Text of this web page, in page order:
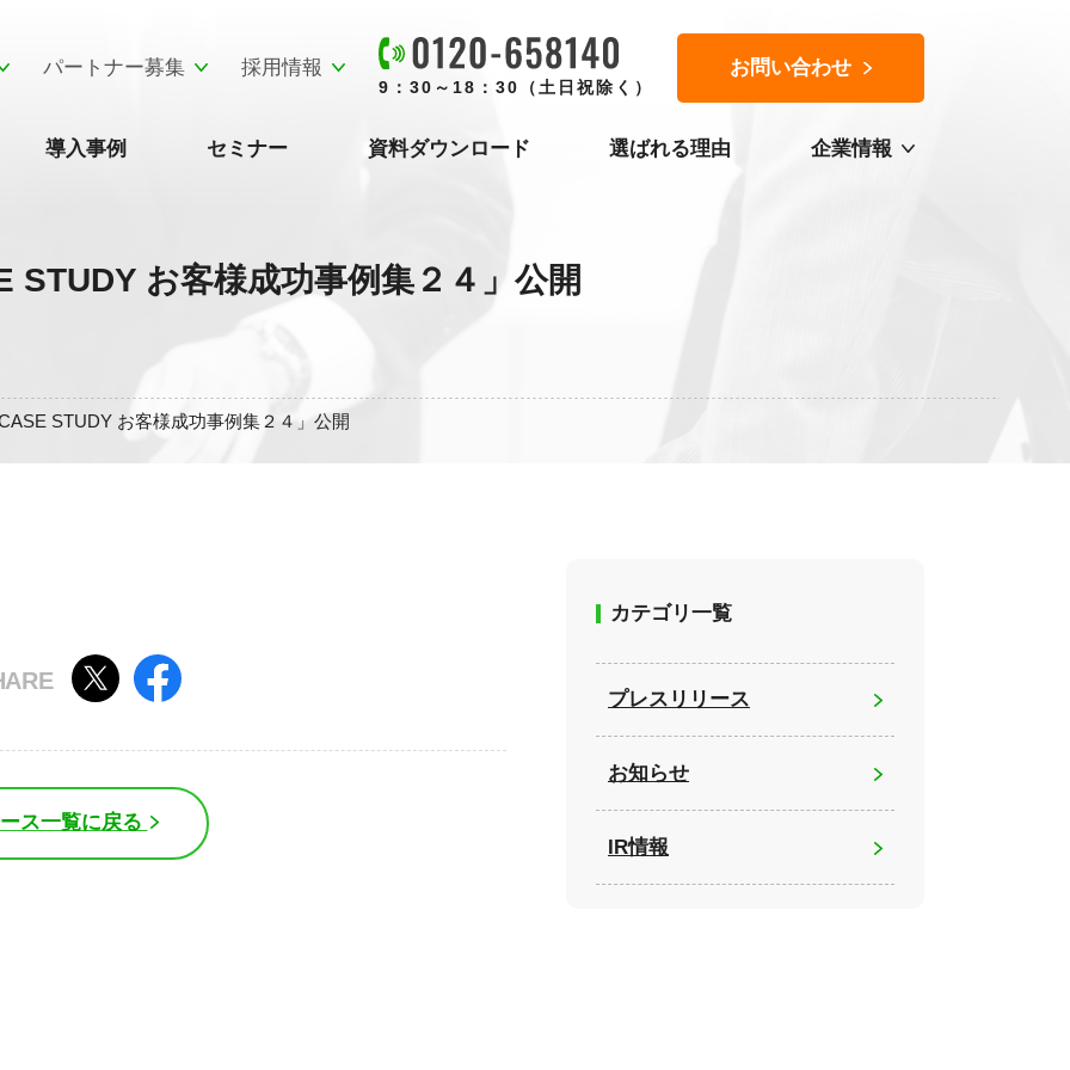
パートナー募集 採用情報
9：30～18：30（土日祝除く）
お問い合わせ
導入事例 セミナー 資料ダウンロード 選ばれる理由 企業情報
STUDY お客様成功事例集２４」公開
STUDY お客様成功事例集２４」公開
ス一覧に戻る
カテゴリ一覧
プレスリリース
お知らせ
IR情報